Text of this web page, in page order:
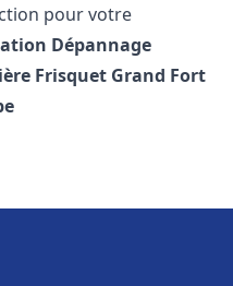
pour votre
Dépannage
Frisquet Grand Fort